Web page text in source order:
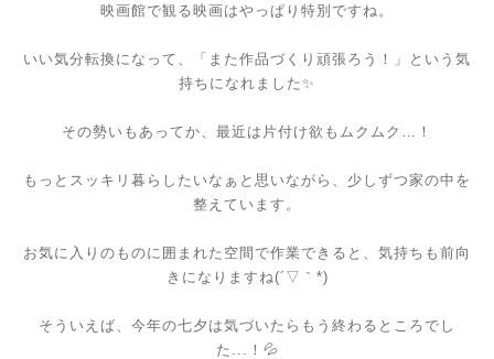
映画館で観る映画はやっぱり特別ですね。
いい気分転換になって、「また作品づくり頑張ろう！」という気
持ちになれました✨
その勢いもあってか、最近は片付け欲もムクムク…！
もっとスッキリ暮らしたいなぁと思いながら、少しずつ家の中を
整えています。
お気に入りのものに囲まれた空間で作業できると、気持ちも前向
きになりますね(´▽｀*)
そういえば、今年の七夕は気づいたらもう終わるところでし
た...！💦